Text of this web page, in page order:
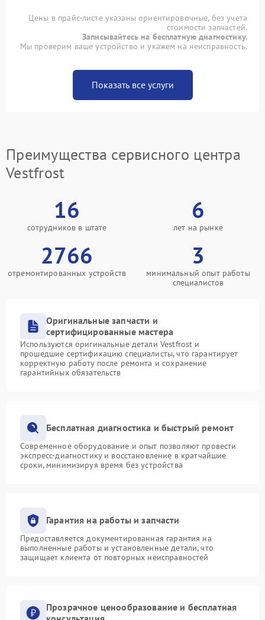
Цены в прайс-листе указаны ориентировочные, без учета
стоимости запчастей.
Записывайтесь на бесплатную диагностику.
Мы проверим ваше устройство и укажем на неисправность.
Показать все услуги
Преимущества сервисного центра
Vestfrost
16
сотрудников в штате
6
лет на рынке
2766
отремонтированных устройств
3
минимальный опыт работы
специалистов
Оригинальные запчасти и
сертифицированные мастера
Используются оригинальные детали Vestfrost и
прошедшие сертификацию специалисты, что гарантирует
корректную работу после ремонта и сохранение
гарантийных обязательств
Бесплатная диагностика и быстрый ремонт
Современное оборудование и опыт позволяют провести
экспресс-диагностику и восстановление в кратчайшие
сроки, минимизируя время без устройства
Гарантия на работы и запчасти
Предоставляется документированная гарантия на
выполненные работы и установленные детали, что
защищает клиента от повторных неисправностей
Прозрачное ценообразование и бесплатная